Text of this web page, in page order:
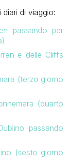
di viaggio:
passando per
e delle Cliffs
(terzo giorno
(quarto
passando
(sesto giorno